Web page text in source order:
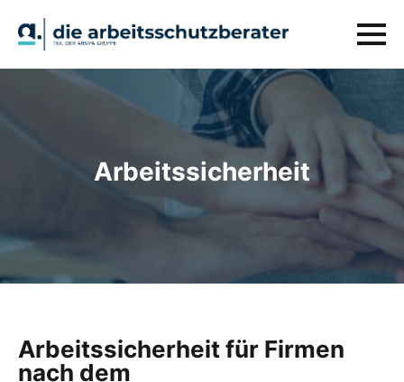
Arbeitssicherheit
Arbeitssicherheit für Firmen
nach dem